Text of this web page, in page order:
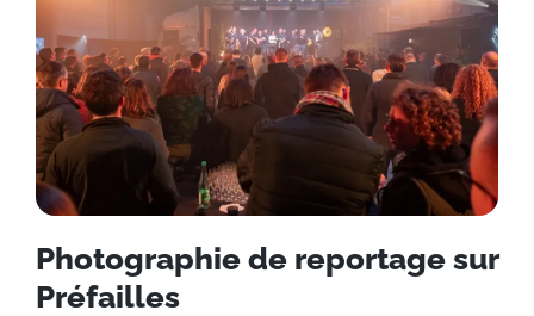
Photographie de reportage sur
Préfailles